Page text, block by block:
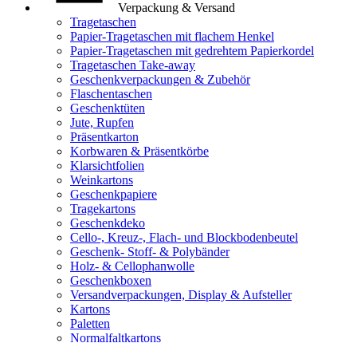
Verpackung & Versand
Tragetaschen
Papier-Tragetaschen mit flachem Henkel
Papier-Tragetaschen mit gedrehtem Papierkordel
Tragetaschen Take-away
Geschenkverpackungen & Zubehör
Flaschentaschen
Geschenktüten
Jute, Rupfen
Präsentkarton
Korbwaren & Präsentkörbe
Klarsichtfolien
Weinkartons
Geschenkpapiere
Tragekartons
Geschenkdeko
Cello-, Kreuz-, Flach- und Blockbodenbeutel
Geschenk- Stoff- & Polybänder
Holz- & Cellophanwolle
Geschenkboxen
Versandverpackungen, Display & Aufsteller
Kartons
Paletten
Normalfaltkartons